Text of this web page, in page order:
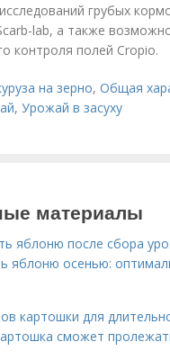
грубых
lab, а также
контроля полей Cropio.
на зерно,Общая
,Урожай в засуху
материалы
яблоню после сбора
яблоню осенью:
картошки для
сможет